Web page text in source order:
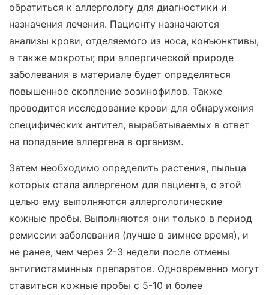
обратиться к аллергологу для диагностики и
назначения лечения. Пациенту назначаются
анализы крови, отделяемого из носа, конъюнктивы,
а также мокроты; при аллергической природе
заболевания в материале будет определяться
повышенное скопление эозинофилов. Также
проводится исследование крови для обнаружения
специфических антител, вырабатываемых в ответ
на попадание аллергена в организм.
Затем необходимо определить растения, пыльца
которых стала аллергеном для пациента, с этой
целью ему выполняются аллергологические
кожные пробы. Выполняются они только в период
ремиссии заболевания (лучше в зимнее время), и
не ранее, чем через 2-3 недели после отмены
антигистаминных препаратов. Одновременно могут
ставиться кожные пробы с 5-10 и более